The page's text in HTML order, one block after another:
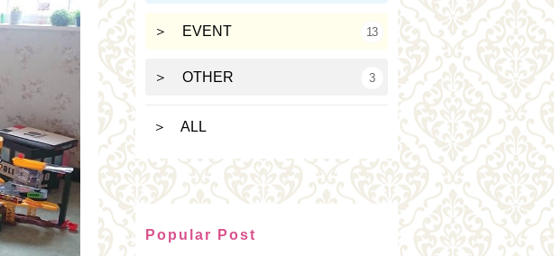
＞ EVENT 13
＞ OTHER 3
＞ ALL
Popular Post